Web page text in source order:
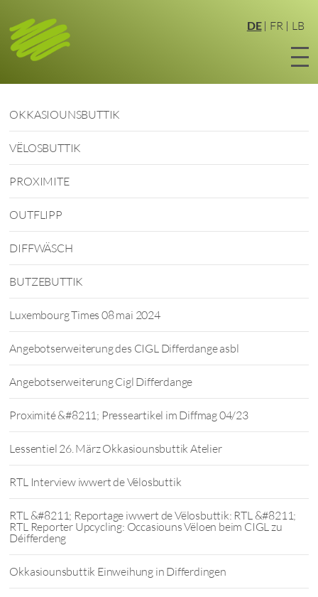
DE FR LB
OKKASIOUNSBUTTIK
VËLOSBUTTIK
PROXIMITE
OUTFLIPP
DIFFWÄSCH
BUTZEBUTTIK
Luxembourg Times 08 mai 2024
Angebotserweiterung des CIGL Differdange asbl
Angebotserweiterung Cigl Differdange
Proximité &#8211; Presseartikel im Diffmag 04/23
Lessentiel 26. März Okkasiounsbuttik Atelier
RTL Interview iwwert de Vëlosbuttik
RTL &#8211; Reportage iwwert de Vëlosbuttik: RTL &#8211;
RTL Reporter Upcycling: Occasiouns Vëloen beim CIGL zu
Déifferdeng
Okkasiounsbuttik Einweihung in Differdingen